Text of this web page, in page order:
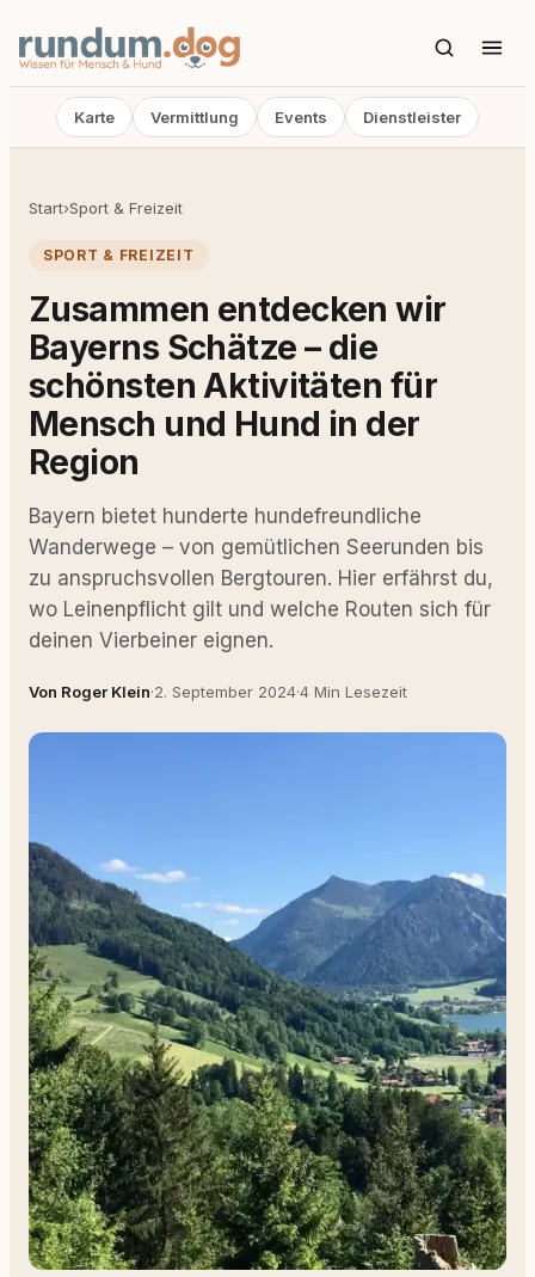
Karte Vermittlung Events Dienstleister
Start›Sport & Freizeit
SPORT & FREIZEIT
Zusammen entdecken wir
Bayerns Schätze – die
schönsten Aktivitäten für
Mensch und Hund in der
Region
Bayern bietet hunderte hundefreundliche
Wanderwege – von gemütlichen Seerunden bis
zu anspruchsvollen Bergtouren. Hier erfährst du,
wo Leinenpflicht gilt und welche Routen sich für
deinen Vierbeiner eignen.
Von Roger Klein·2. September 2024·4 Min Lesezeit